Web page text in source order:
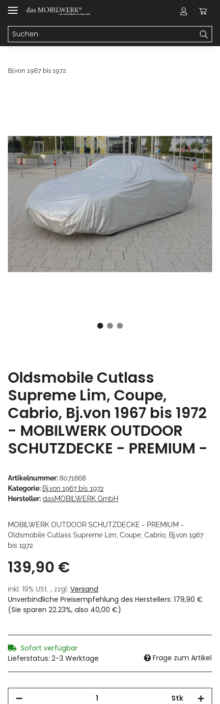
Bj.von 1967 bis 1972
Oldsmobile Cutlass
Supreme Lim, Coupe,
Cabrio, Bj.von 1967 bis 1972
- MOBILWERK OUTDOOR
SCHUTZDECKE - PREMIUM -
Artikelnummer:8071668
Kategorie: Bj.von 1967 bis 1972
Hersteller: dasMOBILWERK GmbH
MOBILWERK OUTDOOR SCHUTZDECKE - PREMIUM -
Oldsmobile Cutlass Supreme Lim, Coupe, Cabrio, Bj.von 1967
bis 1972
139,90 €
inkl. 19% USt. , zzgl. Versand
Unverbindliche Preisempfehlung des Herstellers: 179,90 €
(Sie sparen 22.23%, also 40,00 €)
Sofort verfügbar
Lieferstatus: 2-3 Werktage
Frage zum Artikel
Stk